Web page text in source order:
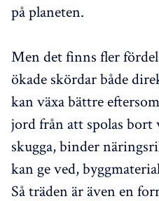
på planeten.
Men det finns fler
ökade skördar både
kan växa bättre
jord från att spolas bort
skugga, binder
kan ge ved,
Så träden är även en